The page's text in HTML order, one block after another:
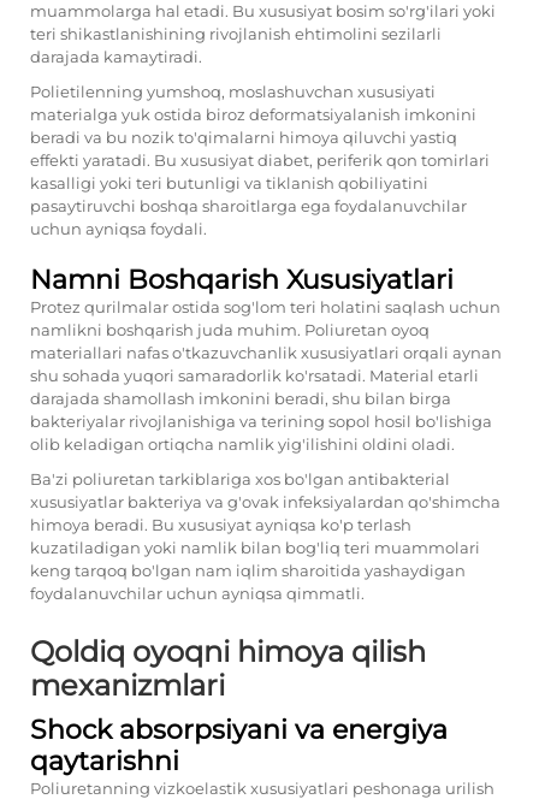
muammolarga hal etadi. Bu xususiyat bosim so'rg'ilari yoki
teri shikastlanishining rivojlanish ehtimolini sezilarli
darajada kamaytiradi.
Polietilenning yumshoq, moslashuvchan xususiyati
materialga yuk ostida biroz deformatsiyalanish imkonini
beradi va bu nozik to'qimalarni himoya qiluvchi yastiq
effekti yaratadi. Bu xususiyat diabet, periferik qon tomirlari
kasalligi yoki teri butunligi va tiklanish qobiliyatini
pasaytiruvchi boshqa sharoitlarga ega foydalanuvchilar
uchun ayniqsa foydali.
Namni Boshqarish Xususiyatlari
Protez qurilmalar ostida sog'lom teri holatini saqlash uchun
namlikni boshqarish juda muhim. Poliuretan oyoq
materiallari nafas o'tkazuvchanlik xususiyatlari orqali aynan
shu sohada yuqori samaradorlik ko'rsatadi. Material etarli
darajada shamollash imkonini beradi, shu bilan birga
bakteriyalar rivojlanishiga va terining sopol hosil bo'lishiga
olib keladigan ortiqcha namlik yig'ilishini oldini oladi.
Ba'zi poliuretan tarkiblariga xos bo'lgan antibakterial
xususiyatlar bakteriya va g'ovak infeksiyalardan qo'shimcha
himoya beradi. Bu xususiyat ayniqsa ko'p terlash
kuzatiladigan yoki namlik bilan bog'liq teri muammolari
keng tarqoq bo'lgan nam iqlim sharoitida yashaydigan
foydalanuvchilar uchun ayniqsa qimmatli.
Qoldiq oyoqni himoya qilish
mexanizmlari
Shock absorpsiyani va energiya
qaytarishni
Poliuretanning vizkoelastik xususiyatlari peshonaga urilish